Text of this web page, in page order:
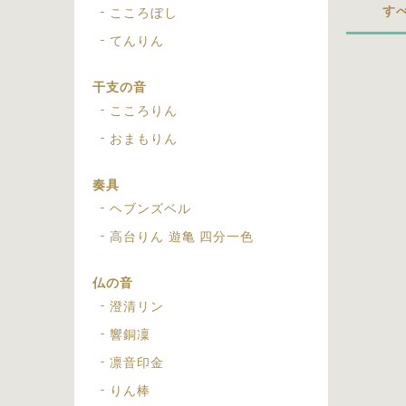
す
こころぼし
てんりん
干支の音
こころりん
おまもりん
奏具
ヘブンズベル
高台りん 遊亀 四分一色
仏の音
澄清リン
響銅凜
凛音印金
りん棒